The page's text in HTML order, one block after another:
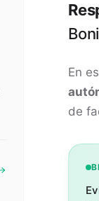
En
de